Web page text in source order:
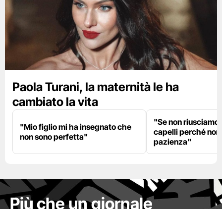
Paola Turani, la maternità le ha
cambiato la vita
"Mio figlio mi ha insegnato che
non sono perfetta"
"Se non riusciamo
capelli perché
pazienza"
Più che un giornale